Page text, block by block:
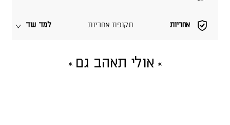
אחריות תקופת אחריות למד עוד
אולי תאהב גם